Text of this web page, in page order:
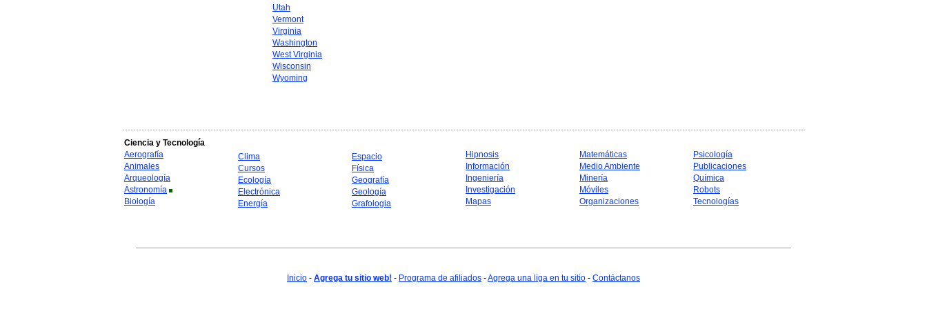
Utah
Vermont
Virginia
Washington
West Virginia
Wisconsin
Wyoming
Ciencia y Tecnología
Aerografía
Animales
Arqueología
Astronomía
Biología
Clima
Cursos
Ecología
Electrónica
Energía
Espacio
Física
Geografía
Geología
Grafologia
Hipnosis
Información
Ingeniería
Investigación
Mapas
Matemáticas
Medio Ambiente
Minería
Móviles
Organizaciones
Psicología
Publicaciones
Química
Robots
Tecnologías
Inicio - Agrega tu sitio web! - Programa de afiliados -Agrega una liga en tu sitio - Contáctanos